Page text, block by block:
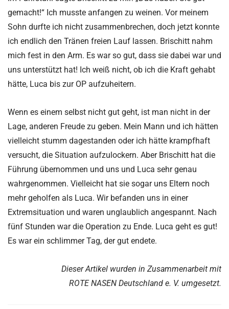
gemacht!“ Ich musste anfangen zu weinen. Vor meinem
Sohn durfte ich nicht zusammenbrechen, doch jetzt konnte
ich endlich den Tränen freien Lauf lassen. Brischitt nahm
mich fest in den Arm. Es war so gut, dass sie dabei war und
uns unterstützt hat! Ich weiß nicht, ob ich die Kraft gehabt
hätte, Luca bis zur OP aufzuheitern.
Wenn es einem selbst nicht gut geht, ist man nicht in der
Lage, anderen Freude zu geben. Mein Mann und ich hätten
vielleicht stumm dagestanden oder ich hätte krampfhaft
versucht, die Situation aufzulockern. Aber Brischitt hat die
Führung übernommen und uns und Luca sehr genau
wahrgenommen. Vielleicht hat sie sogar uns Eltern noch
mehr geholfen als Luca. Wir befanden uns in einer
Extremsituation und waren unglaublich angespannt. Nach
fünf Stunden war die Operation zu Ende. Luca geht es gut!
Es war ein schlimmer Tag, der gut endete.
Dieser Artikel wurden in Zusammenarbeit mit
ROTE NASEN Deutschland e. V. umgesetzt.